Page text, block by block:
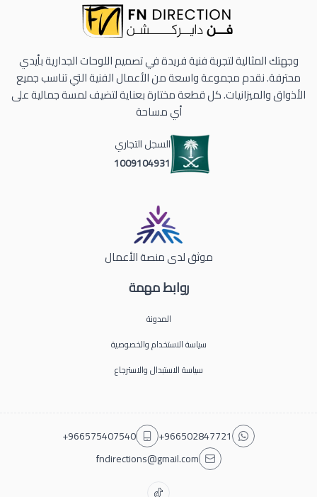
روابط مهمة
المدونة
سياسة الاستخدام والخصوصية
سياسة الاستبدال والاسترجاع
وجهتك المثالية لتجربة فنية فريدة في تصميم اللوحات الجدارية بأيدي
محترفة. نقدم مجموعة واسعة من الأعمال الفنية التي تناسب جميع
الأذواق والميزانيات. كل قطعة مختارة بعناية لتضيف لمسة جمالية على
أي مساحة
السجل التجاري
1009104931
موثق لدى منصة الأعمال
+966502847721
+966575407540
fndirections@gmail.com